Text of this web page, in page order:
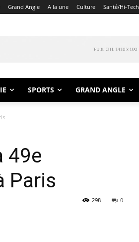
Grand Angle A la une Culture Santé/Hi-Tech
SPORTS GRAND ANGLE
49e
Paris
0
298